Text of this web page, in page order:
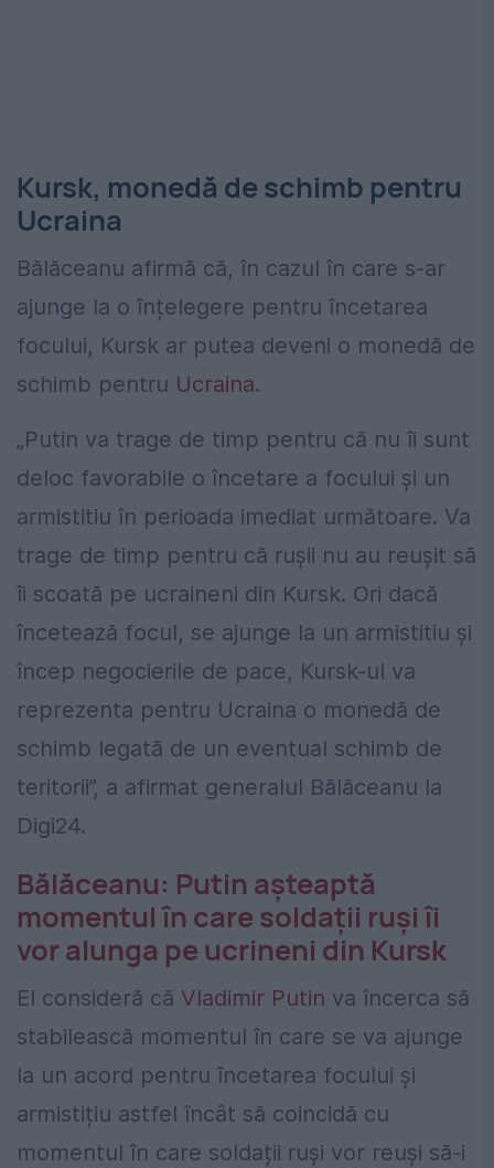
Kursk, monedă de schimb pentru
Ucraina
Bălăceanu afirmă că, în cazul în care s-ar
ajunge la o înțelegere pentru încetarea
focului, Kursk ar putea deveni o monedă de
schimb pentru Ucraina.
„Putin va trage de timp pentru că nu îi sunt
deloc favorabile o încetare a focului şi un
armistitiu în perioada imediat următoare. Va
trage de timp pentru că ruşii nu au reuşit să
îi scoată pe ucraineni din Kursk. Ori dacă
încetează focul, se ajunge la un armistitiu şi
încep negocierile de pace, Kursk-ul va
reprezenta pentru Ucraina o monedă de
schimb legată de un eventual schimb de
teritorii”, a afirmat generalul Bălăceanu la
Digi24.
Bălăceanu: Putin așteaptă
momentul în care soldații ruși îi
vor alunga pe ucrineni din Kursk
El consideră că Vladimir Putin va încerca să
stabilească momentul în care se va ajunge
la un acord pentru încetarea focului și
armistițiu astfel încât să coincidă cu
momentul în care soldații ruși vor reuși să-i